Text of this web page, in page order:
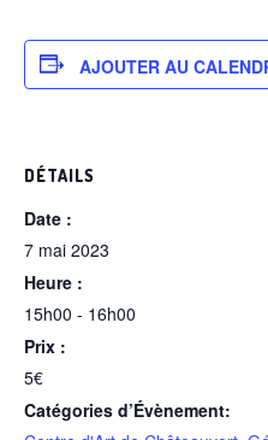
AJOUTER AU
DÉTAILS
Date :
7 mai 2023
Heure :
15h00 - 16h00
Prix :
5€
Catégories d’Évènement: